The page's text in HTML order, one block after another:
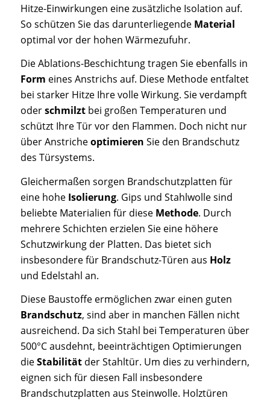
Hitze-Einwirkungen eine zusätzliche Isolation auf.
So schützen Sie das darunterliegende Material
optimal vor der hohen Wärmezufuhr.
Die Ablations-Beschichtung tragen Sie ebenfalls in
Form eines Anstrichs auf. Diese Methode entfaltet
bei starker Hitze Ihre volle Wirkung. Sie verdampft
oderschmilztbei großen Temperaturen und
schützt Ihre Tür vor den Flammen. Doch nicht nur
über Anstricheoptimieren Sie den Brandschutz
des Türsystems.
Gleichermaßen sorgen Brandschutzplatten für
eine hohe Isolierung. Gips und Stahlwolle sind
beliebte Materialien für diese Methode. Durch
mehrere Schichten erzielen Sie eine höhere
Schutzwirkung der Platten. Das bietet sich
insbesondere für Brandschutz-Türen aus Holz
und Edelstahl an.
Diese Baustoffe ermöglichen zwar einen guten
Brandschutz, sind aber in manchen Fällen nicht
ausreichend. Da sich Stahl bei Temperaturen über
500°C ausdehnt, beeinträchtigen Optimierungen
dieStabilitätder Stahltür. Um dies zu verhindern,
eignen sich für diesen Fall insbesondere
Brandschutzplatten aus Steinwolle. Holztüren